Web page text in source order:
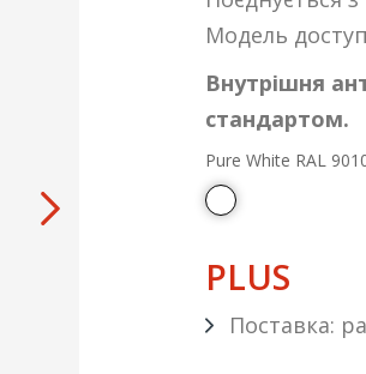
Модель
Внутрішня
стандартом.
Pure White RAL
PLUS
Поставка: